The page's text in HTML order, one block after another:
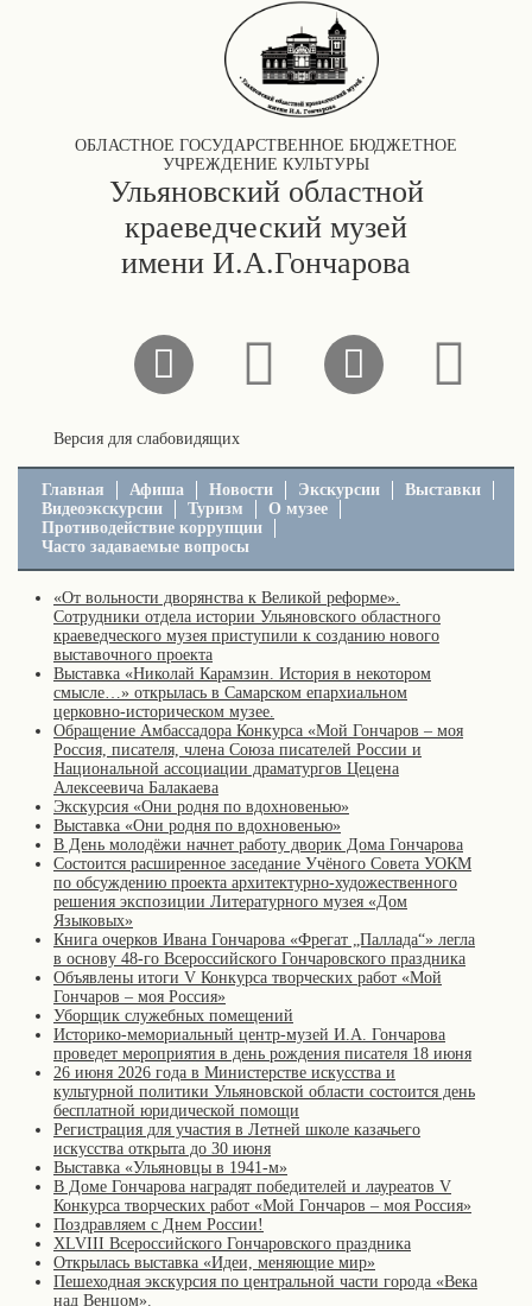
ОБЛАСТНОЕ ГОСУДАРСТВЕННОЕ БЮДЖЕТНОЕ
УЧРЕЖДЕНИЕ КУЛЬТУРЫ
Ульяновский областной
краеведческий музей
имени И.А.Гончарова
Версия для слабовидящих
Главная Афиша Новости Экскурсии
Выставки
Видеоэкскурсии
Туризм
О музее
Противодействие коррупции
Часто задаваемые вопросы
«От вольности дворянства к Великой реформе».
Сотрудники отдела истории Ульяновского областного
краеведческого музея приступили к созданию нового
выставочного проекта
Выставка «Николай Карамзин. История в некотором
смысле…» открылась в Самарском епархиальном
церковно-историческом музее.
Обращение Амбассадора Конкурса «Мой Гончаров – моя
Россия, писателя, члена Союза писателей России и
Национальной ассоциации драматургов Цецена
Алексеевича Балакаева
Экскурсия «Они родня по вдохновенью»
Выставка «Они родня по вдохновенью»
В День молодёжи начнет работу дворик Дома Гончарова
Состоится расширенное заседание Учёного Совета УОКМ
по обсуждению проекта архитектурно-художественного
решения экспозиции Литературного музея «Дом
Языковых»
Книга очерков Ивана Гончарова «Фрегат „Паллада“» легла
в основу 48-го Всероссийского Гончаровского праздника
Объявлены итоги V Конкурса творческих работ «Мой
Гончаров – моя Россия»
Уборщик служебных помещений
Историко-мемориальный центр-музей И.А. Гончарова
проведет мероприятия в день рождения писателя 18 июня
26 июня 2026 года в Министерстве искусства и
культурной политики Ульяновской области состоится день
бесплатной юридической помощи
Регистрация для участия в Летней школе казачьего
искусства открыта до 30 июня
Выставка «Ульяновцы в 1941-м»
В Доме Гончарова наградят победителей и лауреатов V
Конкурса творческих работ «Мой Гончаров – моя Россия»
Поздравляем с Днем России!
XLVIII Всероссийского Гончаровского праздника
Открылась выставка «Идеи, меняющие мир»
Пешеходная экскурсия по центральной части города «Века
над Венцом».